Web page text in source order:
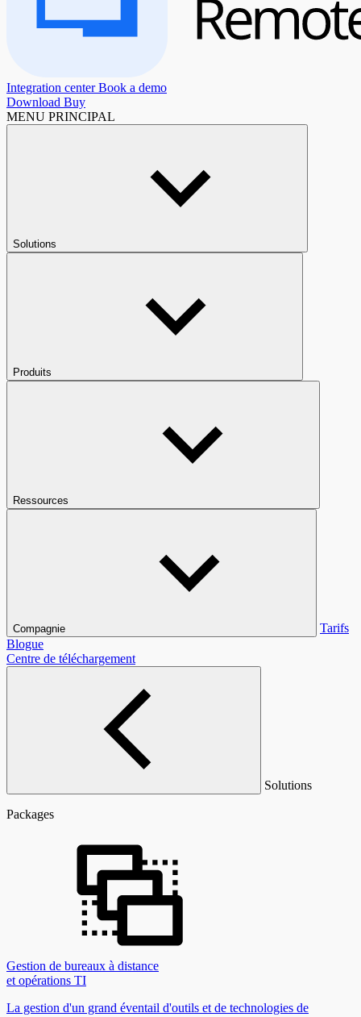
Integration centerBook a demo
Download Buy
MENU PRINCIPAL
Solutions
Produits
Ressources
Compagnie
Tarifs
Blogue
Centre de téléchargement
Solutions
Packages
Gestion de bureaux à distance
et opérations TI
La gestion d'un grand éventail d'outils et de technologies de